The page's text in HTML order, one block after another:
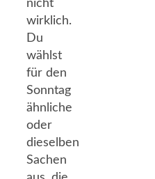
nicht
wirklich.
Du
wählst
für den
Sonntag
ähnliche
oder
dieselben
Sachen